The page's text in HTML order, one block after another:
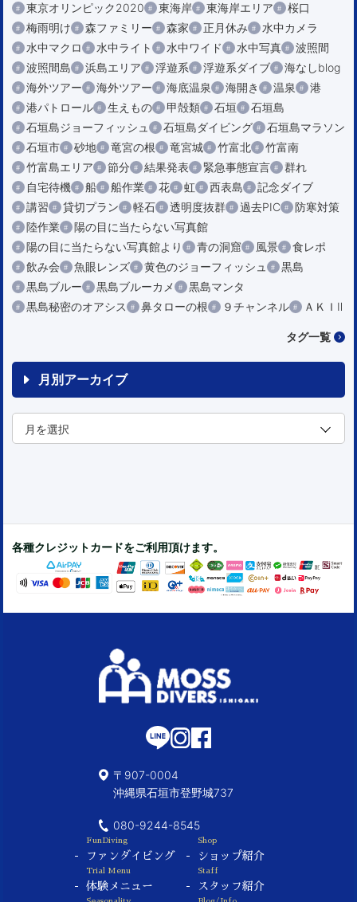
東京オリンピック2020
東海岸 東海岸エリア
桜口
梅雨明け
森ファミリー 森家 正月休み
水中カメラ
水中マクロ
水中ライト 水中ワイド 水中写真
波照間
波照間島
浜島エリア 浮遊系 浮遊系ダイブ
海なしblog
海外ツアー
海外ツアー 海底温泉 海開き 温泉
港
港パトロール
生えもの 甲殻類 石垣
石垣島
石垣島ジョーフィッシュ
石垣島ダイビング
石垣島マラソン
石垣市
砂地 竜宮の根 竜宮城 竹富北
竹富南
竹富島エリア
節分 結果発表 緊急事態宣言
群れ
自宅待機
船 船作業 花 虹 西表島
記念ダイブ
講習
貸切プラン 軽石 透明度抜群 過去PIC
防寒対策
陸作業
陽の目に当たらない写真館
陽の目に当たらない写真館より
青の洞窟 風景
食レポ
飲み会
魚眼レンズ 黄色のジョーフィッシュ
黒島
黒島ブルー
黒島ブルーカメ
黒島マンタ
黒島秘密のオアシス
鼻タローの根 ９チャンネル ＡＫＩⅡ
タグ一覧
月別アーカイブ
各種クレジットカードをご利用頂けます。
〒907-0004
沖縄県石垣市登野城737
080-9244-8545
FunDiving
ファンダイビング
Trial Menu
体験メニュー
Shop
ショップ紹介
Staff
スタッフ紹介